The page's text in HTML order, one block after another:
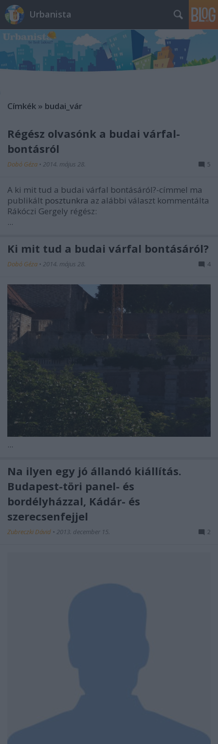
Urbanista
Címkék » budai_vár
Régész olvasónk a budai várfal-
bontásról
Dobó Géza • 2014. május 28. 5
A ki mit tud a budai várfal bontásáról?-címmel ma
publikált posztunkra az alábbi választ kommentálta
Rákóczi Gergely régész:
...
Ki mit tud a budai várfal bontásáról?
Dobó Géza • 2014. május 28. 4
...
Na ilyen egy jó állandó kiállítás.
Budapest-töri panel- és
bordélyházzal, Kádár- és
szerecsenfejjel
Zubreczki Dávid • 2013. december 15. 2